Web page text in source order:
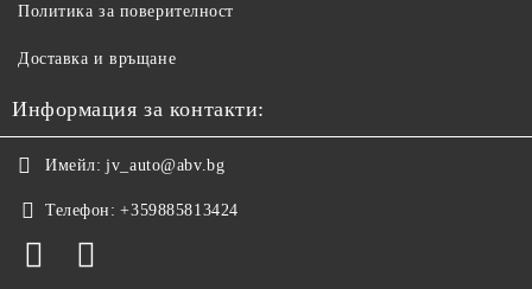
Политика за поверителност
Доставка и връщане
Информация за контакти:
Имейл: jv_auto@abv.bg
Телефон: +359885813424